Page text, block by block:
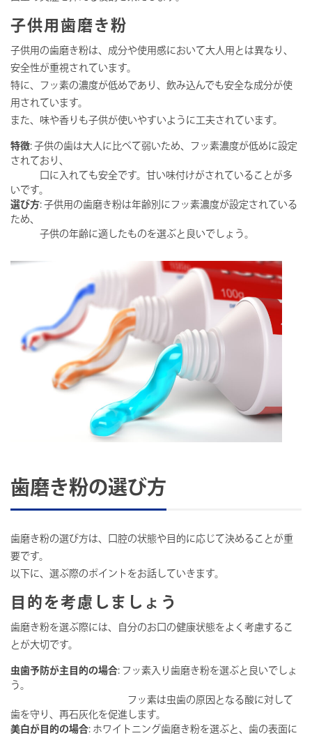
子供用歯磨き粉
子供用の歯磨き粉は、成分や使用感において大人用とは異なり、
安全性が重視されています。
特に、フッ素の濃度が低めであり、飲み込んでも安全な成分が使
用されています。
また、味や香りも子供が使いやすいように工夫されています。
特徴: 子供の歯は大人に比べて弱いため、フッ素濃度が低めに設定
されており、
口に入れても安全です。甘い味付けがされていることが多
いです。
選び方: 子供用の歯磨き粉は年齢別にフッ素濃度が設定されている
ため、
子供の年齢に適したものを選ぶと良いでしょう。
歯磨き粉の選び方
歯磨き粉の選び方は、口腔の状態や目的に応じて決めることが重
要です。
以下に、選ぶ際のポイントをお話していきます。
目的を考慮しましょう
歯磨き粉を選ぶ際には、自分のお口の健康状態をよく考慮するこ
とが大切です。
虫歯予防が主目的の場合: フッ素入り歯磨き粉を選ぶと良いでしょ
う。
フッ素は虫歯の原因となる酸に対して
歯を守り、再石灰化を促進します。
美白が目的の場合: ホワイトニング歯磨き粉を選ぶと、歯の表面に